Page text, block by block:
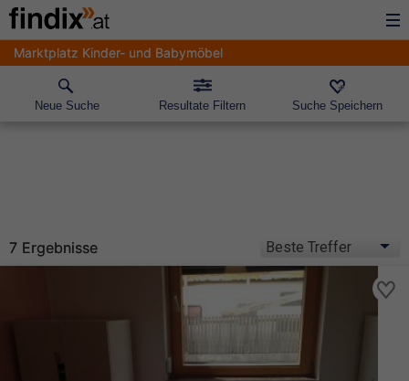
Marktplatz Kinder- und Babymöbel
Neue Suche Resultate Filtern Suche Speichern
7 Ergebnisse